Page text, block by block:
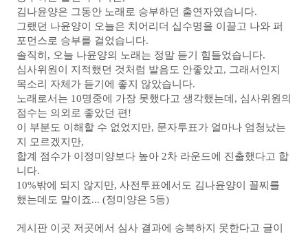
김나윤양은 그동안 노래로 승부하던 출연자였습니다.
그랬던 나윤양이 오늘은 치어리더 십수명을 이끌고 나와 퍼
포먼스로 승부를 걸었습니다.
솔직히, 오늘 나윤양의 노래는 정말 듣기 힘들었습니다.
심사위원이 지적했던 것처럼 발음도 안좋았고, 그래서인지
목소리 자체가 듣기에 좋지 않았습니다.
노래로서는 10명중에 가장 못했다고 생각했는데, 심사위원의
점수는 의외로 좋았던 편!
이 부분도 이해할 수 없었지만, 문자투표가 얼마나 엄청났는
지 모르겠지만,
합계 점수가 이정미양보다 높아 2차 라운드에 진출했다고 합
니다.
10%밖에 되지 않지만, 사전투표에서도 김나윤양이 꼴찌를
했는데도 말이죠... (정미양은 5등)
게시판 이곳 저곳에서 심사 결과에 승복하지 못한다고 글이